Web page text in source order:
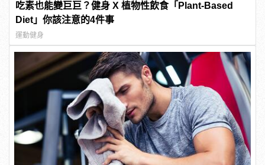
吃素也能變巨巨？健身 X 植物性飲食「Plant-Based
Diet」你該注意的4件事
運動健身